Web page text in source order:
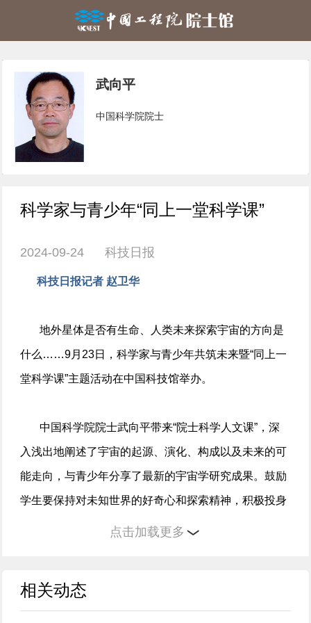
武向平
中国科学院院士
科学家与青少年“同上一堂科学课”
2024-09-24 科技日报
科技日报记者 赵卫华
地外星体是否有生命、人类未来探索宇宙的方向是
什么……9月23日，科学家与青少年共筑未来暨“同上一
堂科学课”主题活动在中国科技馆举办。
中国科学院院士武向平带来“院士科学人文课”，深
入浅出地阐述了宇宙的起源、演化、构成以及未来的可
能走向，与青少年分享了最新的宇宙学研究成果。鼓励
学生要保持对未知世界的好奇心和探索精神，积极投身
点击加载更多
相关动态